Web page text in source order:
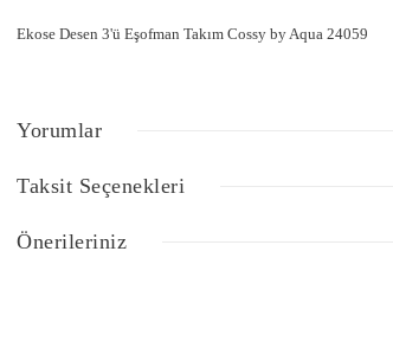
Ekose Desen 3'ü Eşofman Takım Cossy by Aqua 24059
Yorumlar
Bu ürüne ilk yorumu siz yapın!
Taksit Seçenekleri
Önerileriniz